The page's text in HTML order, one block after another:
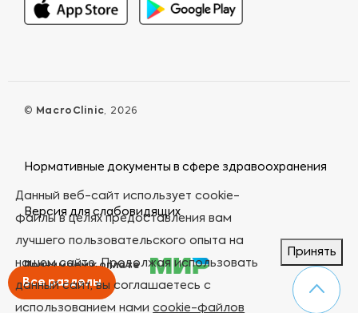
© MacroClinic, 2026
Нормативные документы в сфере здравоохранения
Версия для слабовидящих
Принимаем к оплате
Данный веб-сайт использует cookie-
файлы в целях предоставления вам
лучшего пользовательского опыта на
нашем сайте. Продолжая использовать
данный сайт, вы соглашаетесь с
использованием намиcookie-файлов
Принять
Все разделы